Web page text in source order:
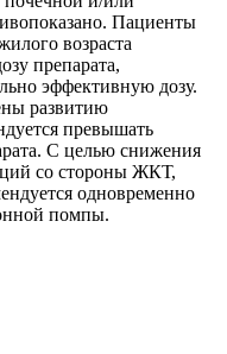
Пациенты
возраста
препарата,
эффективную дозу.
развитию
превышать
С целью снижения
со стороны ЖКТ,
одновременно
помпы.